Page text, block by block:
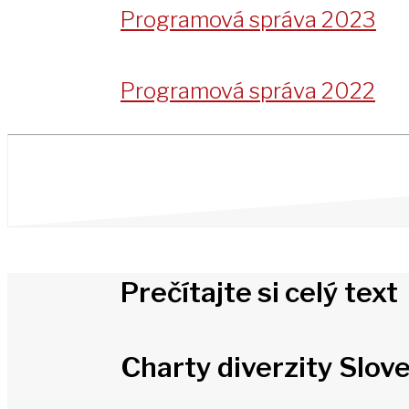
Programová správa 2023
Programová správa 2022
Prečítajte si celý text
Charty diverzity